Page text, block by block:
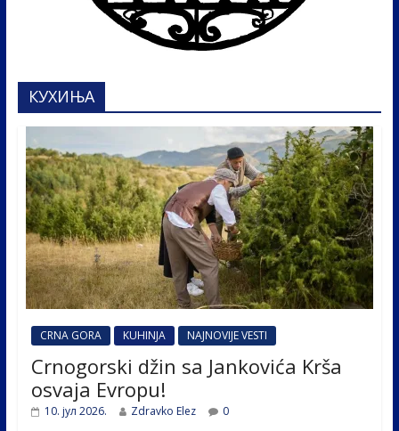
КУХИЊА
CRNA GORA KUHINJA NAJNOVIJE VESTI
Crnogorski džin sa Jankovića Krša
osvaja Evropu!
10. јул 2026. Zdravko Elez 0